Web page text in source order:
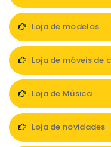
Loja de modelos
Loja de móveis de
Loja de Música
Loja de novidades